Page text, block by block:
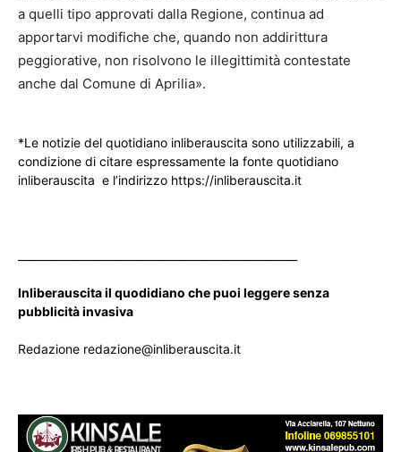
a quelli tipo approvati dalla Regione, continua ad
apportarvi modifiche che, quando non addirittura
peggiorative, non risolvono le illegittimità contestate
anche dal Comune di Aprilia».
*Le notizie del quotidiano inliberauscita sono utilizzabili, a
condizione di citare espressamente la fonte quotidiano
inliberauscita e l’indirizzo https://inliberauscita.it
Inliberauscita il quodidiano che puoi leggere senza
pubblicità invasiva
Redazione redazione@inliberauscita.it